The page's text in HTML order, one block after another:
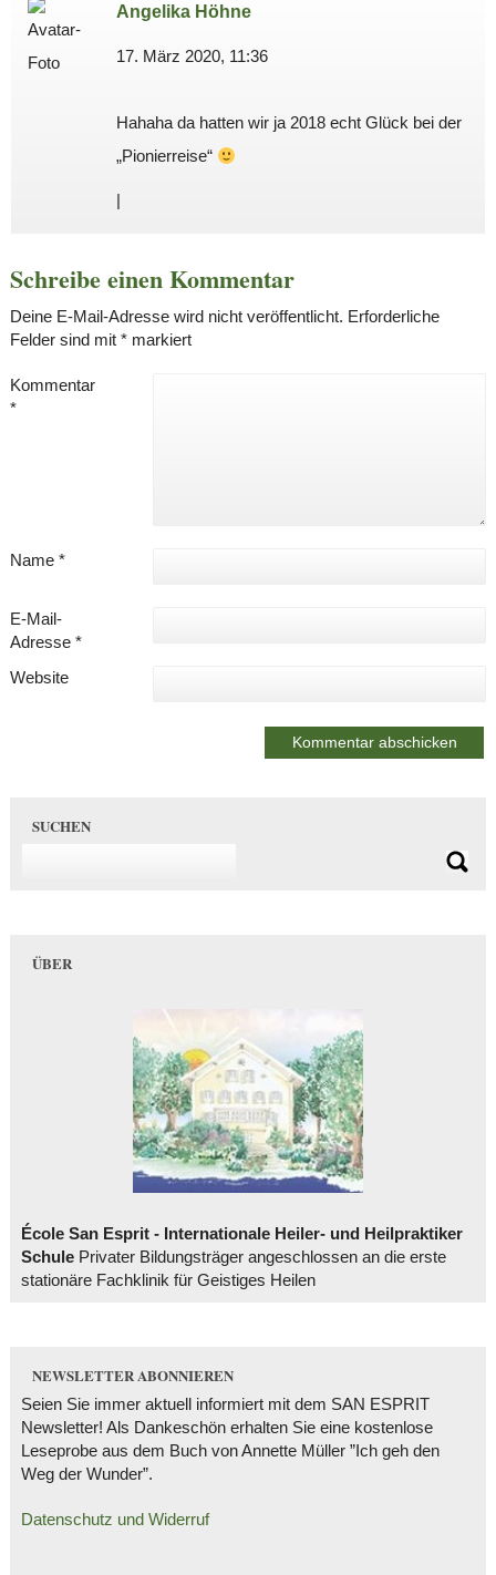
Angelika Höhne
17. März 2020, 11:36
Hahaha da hatten wir ja 2018 echt Glück bei der
„Pionierreise“
|
Schreibe einen Kommentar
Deine E-Mail-Adresse wird nicht veröffentlicht. Erforderliche
Felder sind mit *markiert
Kommentar
*
Name *
E-Mail-
Adresse *
Website
SUCHEN
ÜBER
École San Esprit - Internationale Heiler- und Heilpraktiker
SchulePrivater Bildungsträger angeschlossen an die erste
stationäre Fachklinik für Geistiges Heilen
NEWSLETTER ABONNIEREN
Seien Sie immer aktuell informiert mit dem SAN ESPRIT
Newsletter! Als Dankeschön erhalten Sie eine kostenlose
Leseprobe aus dem Buch von Annette Müller ”Ich geh den
Weg der Wunder”.
Datenschutz und Widerruf